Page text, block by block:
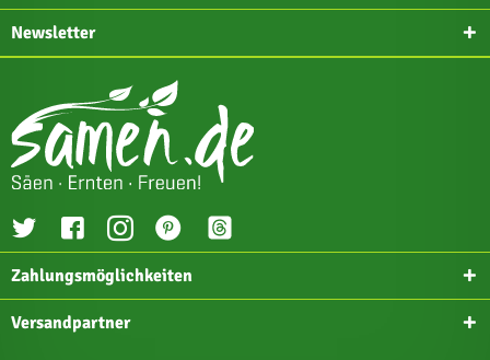
Newsletter
Zahlungsmöglichkeiten
Versandpartner